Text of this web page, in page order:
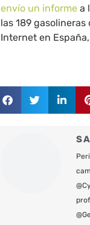
envío un informe a
las 189
Internet en